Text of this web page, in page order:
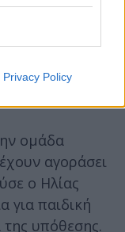
Privacy Policy
ομάδα
αγοράσει
ο Ηλίας
για παιδική
υπόθεσης.